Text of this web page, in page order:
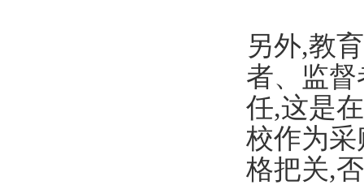
另外,教
者、监
任,这是
校作为
格把关,